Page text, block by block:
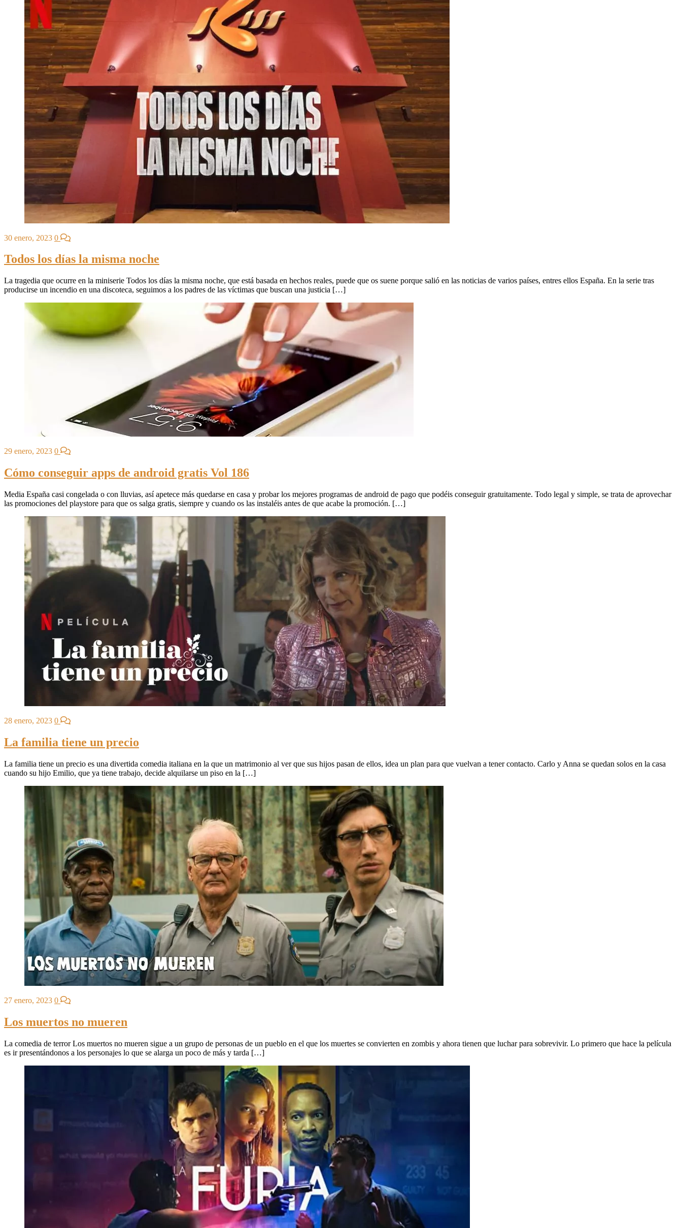
30 enero, 2023 0
Todos los días la misma noche
La tragedia que ocurre en la miniserie Todos los días la misma noche, que está basada en hechos reales, puede que os suene porque salió en las noticias de varios países, entres ellos España. En la serie tras
producirse un incendio en una discoteca, seguimos a los padres de las víctimas que buscan una justicia […]
29 enero, 2023 0
Cómo conseguir apps de android gratis Vol 186
Media España casi congelada o con lluvias, así apetece más quedarse en casa y probar los mejores programas de android de pago que podéis conseguir gratuitamente. Todo legal y simple, se trata de aprovechar
las promociones del playstore para que os salga gratis, siempre y cuando os las instaléis antes de que acabe la promoción. […]
28 enero, 2023 0
La familia tiene un precio
La familia tiene un precio es una divertida comedia italiana en la que un matrimonio al ver que sus hijos pasan de ellos, idea un plan para que vuelvan a tener contacto. Carlo y Anna se quedan solos en la casa
cuando su hijo Emilio, que ya tiene trabajo, decide alquilarse un piso en la […]
27 enero, 2023 0
Los muertos no mueren
La comedia de terror Los muertos no mueren sigue a un grupo de personas de un pueblo en el que los muertes se convierten en zombis y ahora tienen que luchar para sobrevivir. Lo primero que hace la película
es ir presentándonos a los personajes lo que se alarga un poco de más y tarda […]